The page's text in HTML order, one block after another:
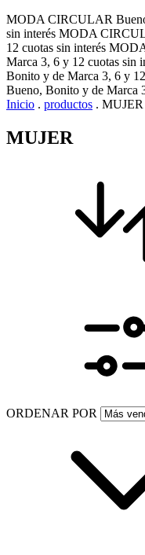
MODA CIRCULAR
sin interés MODA
12 cuotas sin interés
Marca 3, 6 y 12 cuotas sin
Bonito y de Marca 3, 6 y
Bueno, Bonito y de Marca
Inicio . productos . MUJER
MUJER
ORDENAR POR